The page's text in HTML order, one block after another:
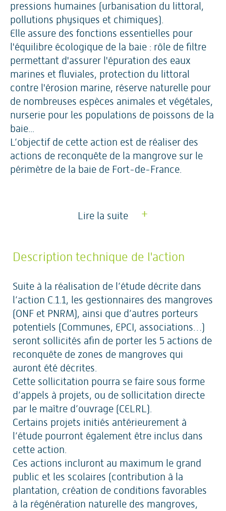
pressions humaines (urbanisation du littoral,
pollutions physiques et chimiques).
Elle assure des fonctions essentielles pour
l'équilibre écologique de la baie : rôle de filtre
permettant d'assurer l'épuration des eaux
marines et fluviales, protection du littoral
contre l'érosion marine, réserve naturelle pour
de nombreuses espèces animales et végétales,
nurserie pour les populations de poissons de la
baie...
L’objectif de cette action est de réaliser des
actions de reconquête de la mangrove sur le
périmètre de la baie de Fort-de-France.
Lire la suite +
Description technique de l'action
Suite à la réalisation de l’étude décrite dans
l’action C.1.1, les gestionnaires des mangroves
(ONF et PNRM), ainsi que d’autres porteurs
potentiels (Communes, EPCI, associations…)
seront sollicités afin de porter les 5 actions de
reconquête de zones de mangroves qui
auront été décrites.
Cette sollicitation pourra se faire sous forme
d’appels à projets, ou de sollicitation directe
par le maître d’ouvrage (CELRL).
Certains projets initiés antérieurement à
l’étude pourront également être inclus dans
cette action.
Ces actions incluront au maximum le grand
public et les scolaires (contribution à la
plantation, création de conditions favorables
à la régénération naturelle des mangroves,